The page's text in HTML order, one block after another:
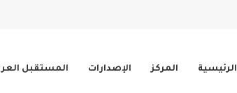
الرئيسية المركز الإصدارات المستقبل